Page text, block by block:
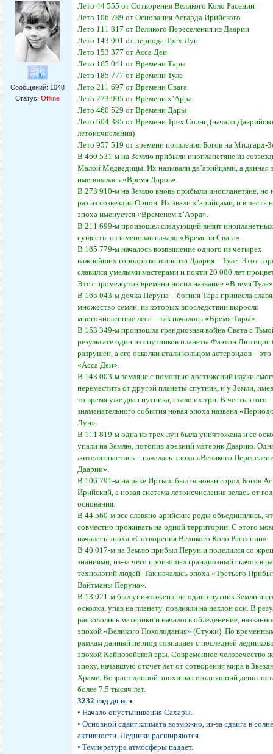
Сообщений: 1048
Статус: Offline
Лето 44 555 от Сотворения Великого Коло Расении
Лето 106 789 от Основания Асгарда Ирийского
Лето 111 817 от Великого Переселения из Даарии
Лето 143 001 от периода Трех Лун
Лето 153 377 от Асса Деи
Лето 165 041 от Времени Тары
Лето 185 777 от Времени Туле
Лето 211 697 от Времени Свага
Лето 273 905 от Времени х’Арра
Лето 460 529 от Времени Дары
Лето 604 385 от Времени Трех Солнц (начало
летоисчисления)
Лето 957 519 от времени появления Богов на Мидгард-
В 460 531-м на Землю прибыли инопланетяне из
Малой Медведицы. Их называли да’арийцами, а данная
именовалась «Время Даров».
В 273 910-м на Землю вновь прибыли инопланетяне, но
раз из созвездия Орион. Их звали х’арийцами, и в честь
эпоха именуется «Временем х’Арра».
В 211 699-м произошел следующий визит
существ, ознаменовав начало «Времени Свага».
В 185 779-м началось возвышение одного из четырех
важнейших городов континента Даария – Туле. Этот
славился умелыми мастерами и почти 20 000 лет
Этот промежуток времени носил название «Время
В 165 043-м дочка Перуна – богиня Тара принесла
множество семян, из которых впоследствии выросли
многочисленные леса – так началось «Время Тары».
В 153 349-м произошла грандиозная война Света с
результате один из спутников планеты Фаэтон Лютиция
разрушен, а его осколки стали кольцом астероидов –
«Асса Деи».
В 143 003-м земляне с помощью достижений науки
переместить от другой планеты спутник, и у Земли,
то время уже два спутника, стало их три. В честь этого
знаменательного события новая эпоха названа
Лун».
В 111 819-м одна из трех лун была уничтожена и ее
упали на Землю, потопив древний материк Даарию.
жители спастись – началась эпоха «Великого
Даарии».
В 106 791-м на реке Иртыш был основан город Богов
Ирийский, а новая система летоисчисления велась от
основания.
В 44 560-м все славяно-арийские роды объединились,
совместно проживать на одной территории. С этого
началась эпоха «Сотворения Великого Коло Рассении».
В 40 017-м на Землю прибыл Перун и поделился со
знаниями, из-за чего произошел грандиозный скачок в
технологий людей. Так началась эпоха «Третьего
Вайтманы Перуна».
В 13 021-м был уничтожен еще один спутник Земли и
осколки, упав на планету, повлияли на наклон оси. В
раскололись материки и началось обледенение,
эпохой «Великого Похолодания» (Стужи). По
рамкам данный период совпадает с последней
эпохой Кайнозойской эры. Современное человечество
эпоху, начавшую отсчет лет от сотворения мира в
Храме. Возраст данной эпохи на сегодняшний день
более 7,5 тысяч лет.
3232 год до н. э.
• Начало опустынивания Сахары.
• Основной сдвиг климата возможно, из-за сдвига в
активности. Ледники расширяются.
• Температура атмосферы падает.